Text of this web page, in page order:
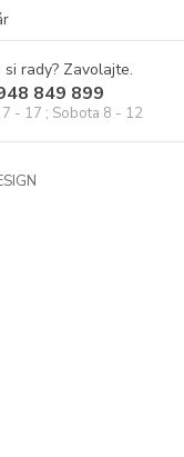
rady? Zavolajte.
849 899
7 - 17 ; Sobota 8 - 12